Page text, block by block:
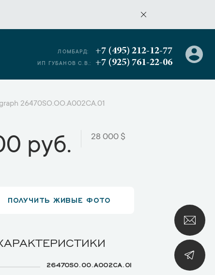
ЛОМБАРД: +7 (495) 212-12-77
ИП ГУБАНОВ С.В.: +7 (925) 761-22-06
26470SO.OO.A002CA.01
руб. 28 000 $
ПОЛУЧИТЬ ЖИВЫЕ ФОТО
26470SO.OO.A002CA.01